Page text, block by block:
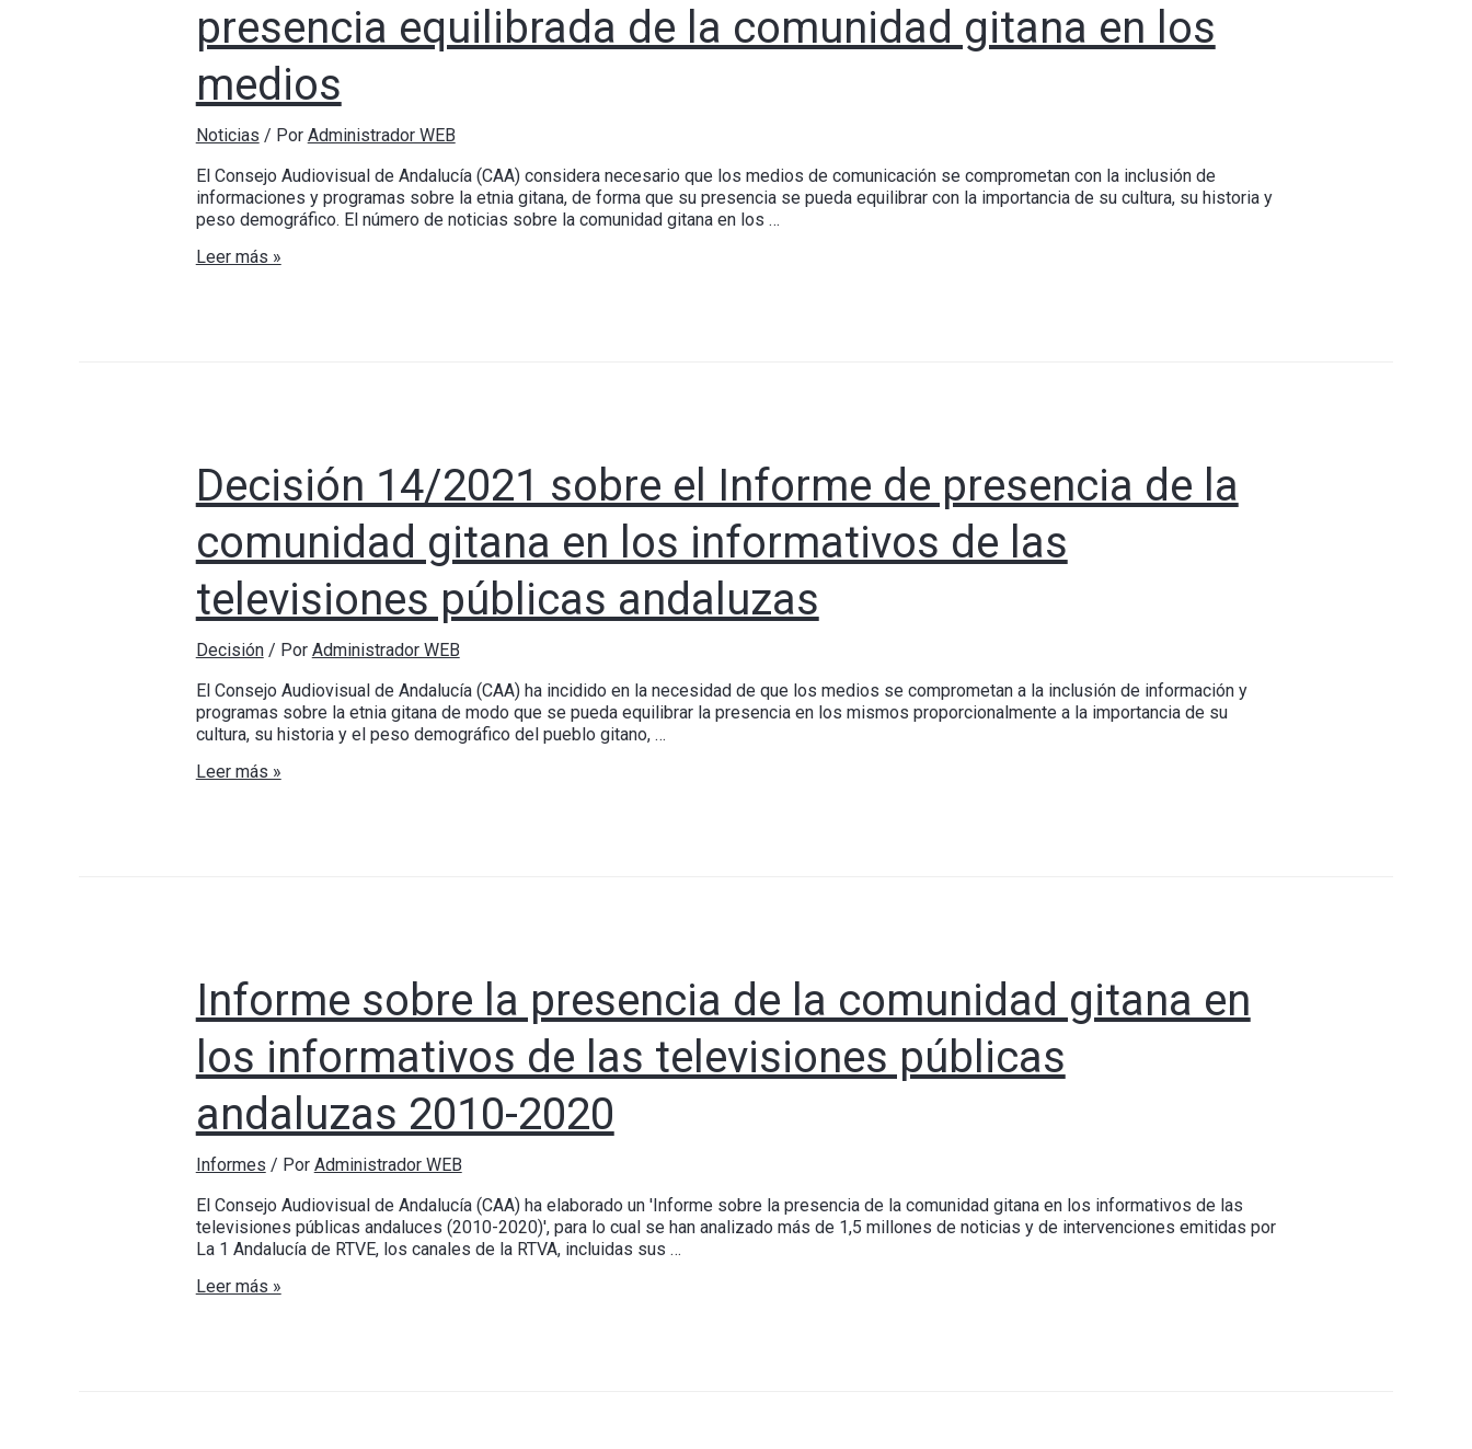
presencia equilibrada de la comunidad gitana en los
medios
Noticias / Por Administrador WEB
El Consejo Audiovisual de Andalucía (CAA) considera necesario que los medios de comunicación se comprometan con la inclusión de
informaciones y programas sobre la etnia gitana, de forma que su presencia se pueda equilibrar con la importancia de su cultura, su historia y
peso demográfico. El número de noticias sobre la comunidad gitana en los …
Leer más »
Decisión 14/2021 sobre el Informe de presencia de la
comunidad gitana en los informativos de las
televisiones públicas andaluzas
Decisión/ Por Administrador WEB
El Consejo Audiovisual de Andalucía (CAA) ha incidido en la necesidad de que los medios se comprometan a la inclusión de información y
programas sobre la etnia gitana de modo que se pueda equilibrar la presencia en los mismos proporcionalmente a la importancia de su
cultura, su historia y el peso demográfico del pueblo gitano, …
Leer más »
Informe sobre la presencia de la comunidad gitana en
los informativos de las televisiones públicas
andaluzas 2010-2020
Informes / Por Administrador WEB
El Consejo Audiovisual de Andalucía (CAA) ha elaborado un 'Informe sobre la presencia de la comunidad gitana en los informativos de las
televisiones públicas andaluces (2010-2020)', para lo cual se han analizado más de 1,5 millones de noticias y de intervenciones emitidas por
La 1 Andalucía de RTVE, los canales de la RTVA, incluidas sus …
Leer más »